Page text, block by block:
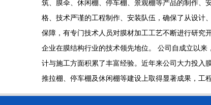
筑、膜伞、休闲棚、停车棚、景观棚等产品的制作、
格、技术严谨的工程制作、安装队伍，确保了从设计
保障，有专门技术人员对膜材加工工艺不断进行研究
企业在膜结构行业的技术领先地位。 公司自成立以
计与施工方面积累了丰富经验。近年来公司大力投入
推拉棚、停车棚及休闲棚等建设上取得显著成果，工